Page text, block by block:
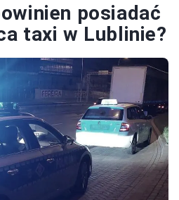
posiadać
taxi w Lublinie?